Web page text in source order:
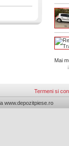
Mai
Termeni si
www.depozitpiese.ro